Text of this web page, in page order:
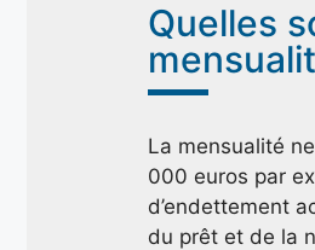
Quelles
La mensualité
000 euros par
d’endettement
du prêt et de la